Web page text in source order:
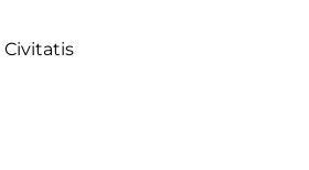
Civitatis